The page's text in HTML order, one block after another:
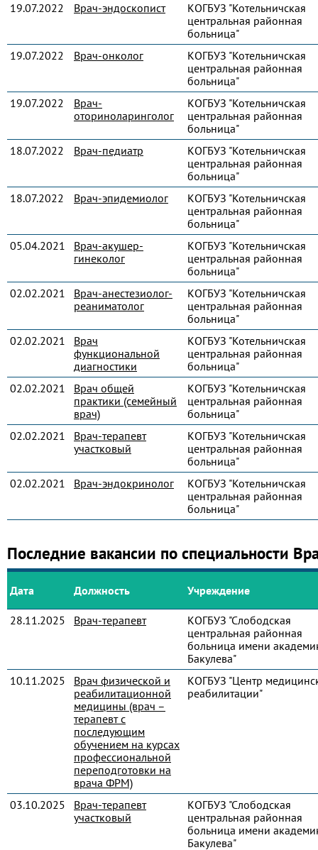
19.07.2022
Врач-эндоскопист
КОГБУЗ "Котельничская
центральная районная
больница"
19.07.2022
Врач-онколог
КОГБУЗ "Котельничская
центральная районная
больница"
19.07.2022
Врач-
оториноларинголог
КОГБУЗ "Котельничская
центральная районная
больница"
18.07.2022
Врач-педиатр
КОГБУЗ "Котельничская
центральная районная
больница"
18.07.2022
Врач-эпидемиолог
КОГБУЗ "Котельничская
центральная районная
больница"
05.04.2021
Врач-акушер-
гинеколог
КОГБУЗ "Котельничская
центральная районная
больница"
02.02.2021
Врач-анестезиолог-
реаниматолог
КОГБУЗ "Котельничская
центральная районная
больница"
02.02.2021
Врач
функциональной
диагностики
КОГБУЗ "Котельничская
центральная районная
больница"
02.02.2021
Врач общей
практики (семейный
врач)
КОГБУЗ "Котельничская
центральная районная
больница"
02.02.2021
Врач-терапевт
участковый
КОГБУЗ "Котельничская
центральная районная
больница"
02.02.2021
Врач-эндокринолог
КОГБУЗ "Котельничская
центральная районная
больница"
Последние вакансии по специальности
Дата Должность Учреждение
28.11.2025 Врач-терапевт
КОГБУЗ "Слободская
центральная районная
больница имени
Бакулева"
10.11.2025
Врач физической и
реабилитационной
медицины (врач –
терапевт с
последующим
обучением на курсах
профессиональной
переподготовки на
врача ФРМ)
КОГБУЗ "Центр
реабилитации"
03.10.2025
Врач-терапевт
участковый
КОГБУЗ "Слободская
центральная районная
больница имени
Бакулева"